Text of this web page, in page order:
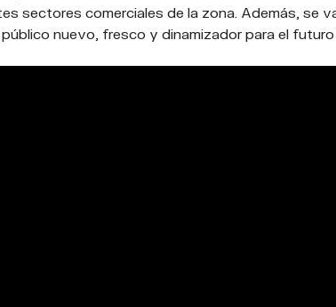
sectores comerciales de la zona. Además, se
nuevo, fresco y dinamizador para el